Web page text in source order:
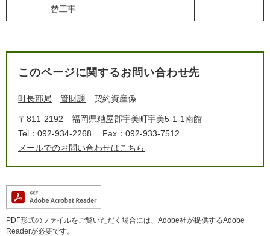
替工事
このページに関するお問い合わせ先
町長部局 管財課 契約資産係
〒811-2192
福岡県糟屋郡宇美町宇美5-1-1南館
Tel：092-934-2268
Fax：092-933-7512
メールでのお問い合わせはこちら
PDF形式のファイルをご覧いただく場合には、Adobe社が提供するAdobe
Readerが必要です。